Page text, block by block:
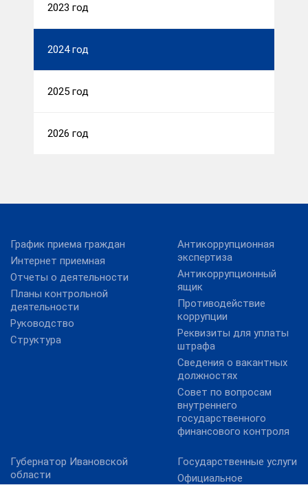
2023 год
2024 год
2025 год
2026 год
График приема граждан
Интернет приемная
Отчеты о деятельности
Планы контрольной
деятельности
Руководство
Структура
Антикоррупционная
экспертиза
Антикоррупционный
ящик
Противодействие
коррупции
Реквизиты для уплаты
штрафа
Сведения о вакантных
должностях
Совет по вопросам
внутреннего
государственного
финансового контроля
Губернатор Ивановской
области
Государственные услуги
Официальное